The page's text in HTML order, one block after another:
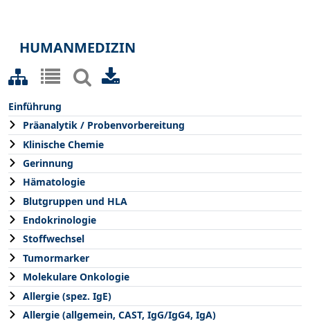
HUMANMEDIZIN
Einführung
Präanalytik / Probenvorbereitung
Klinische Chemie
Gerinnung
Hämatologie
Blutgruppen und HLA
Endokrinologie
Stoffwechsel
Tumormarker
Molekulare Onkologie
Allergie (spez. IgE)
Allergie (allgemein, CAST, IgG/IgG4, IgA)